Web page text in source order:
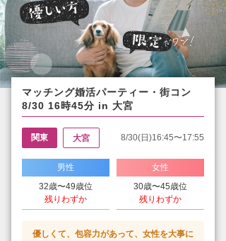
マッチング婚活パーティー・街コン
8/30 16時45分 in 大宮
関東 大宮 8/30(日)16:45〜17:55
男性
32歳〜49歳位
残りわずか
女性
30歳〜45歳位
残りわずか
優しくて、包容力があって、女性を大事に